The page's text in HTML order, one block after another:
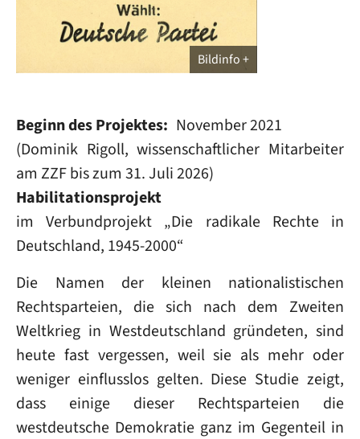
Bildinfo
Beginn des Projektes
November 2021
(Dominik Rigoll, wissenschaftlicher Mitarbeiter
am ZZF bis zum 31. Juli 2026)
Habilitationsprojekt
im Verbundprojekt „Die radikale Rechte in
Deutschland, 1945-2000“
Die Namen der kleinen nationalistischen
Rechtsparteien, die sich nach dem Zweiten
Weltkrieg in Westdeutschland gründeten, sind
heute fast vergessen, weil sie als mehr oder
weniger einflusslos gelten. Diese Studie zeigt,
dass einige dieser Rechtsparteien die
westdeutsche Demokratie ganz im Gegenteil in